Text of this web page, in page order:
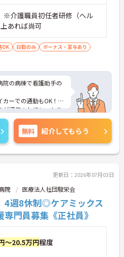
介護職員初任者研修（ヘル
あれば尚可
OK 日勤のみ
ボーナス・賞与あり
院の病棟で看護助手の
ーでの通勤もOK！昇
が評価されてしっかり
手当などの各種手当も
◎フォロー体制もあ
タートできます。
いましたら面接のポイ
ご応募お待ちしており
無料 紹介してもらう
更新日：2026年07月03日
院 医療法人社団駿栄会
4週8休制◎ケアミックス
門員募集《正社員》
～20.5万円程度